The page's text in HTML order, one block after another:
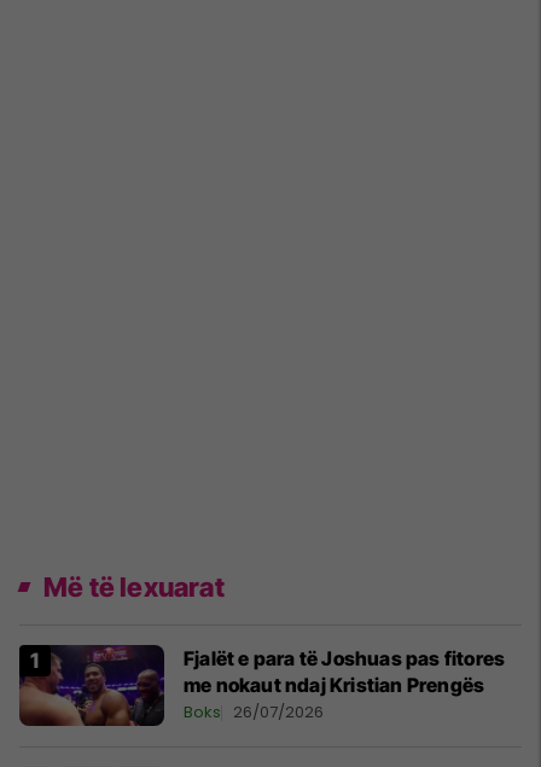
Më të lexuarat
Fjalët e para të Joshuas pas fitores
me nokaut ndaj Kristian Prengës
Boks 26/07/2026